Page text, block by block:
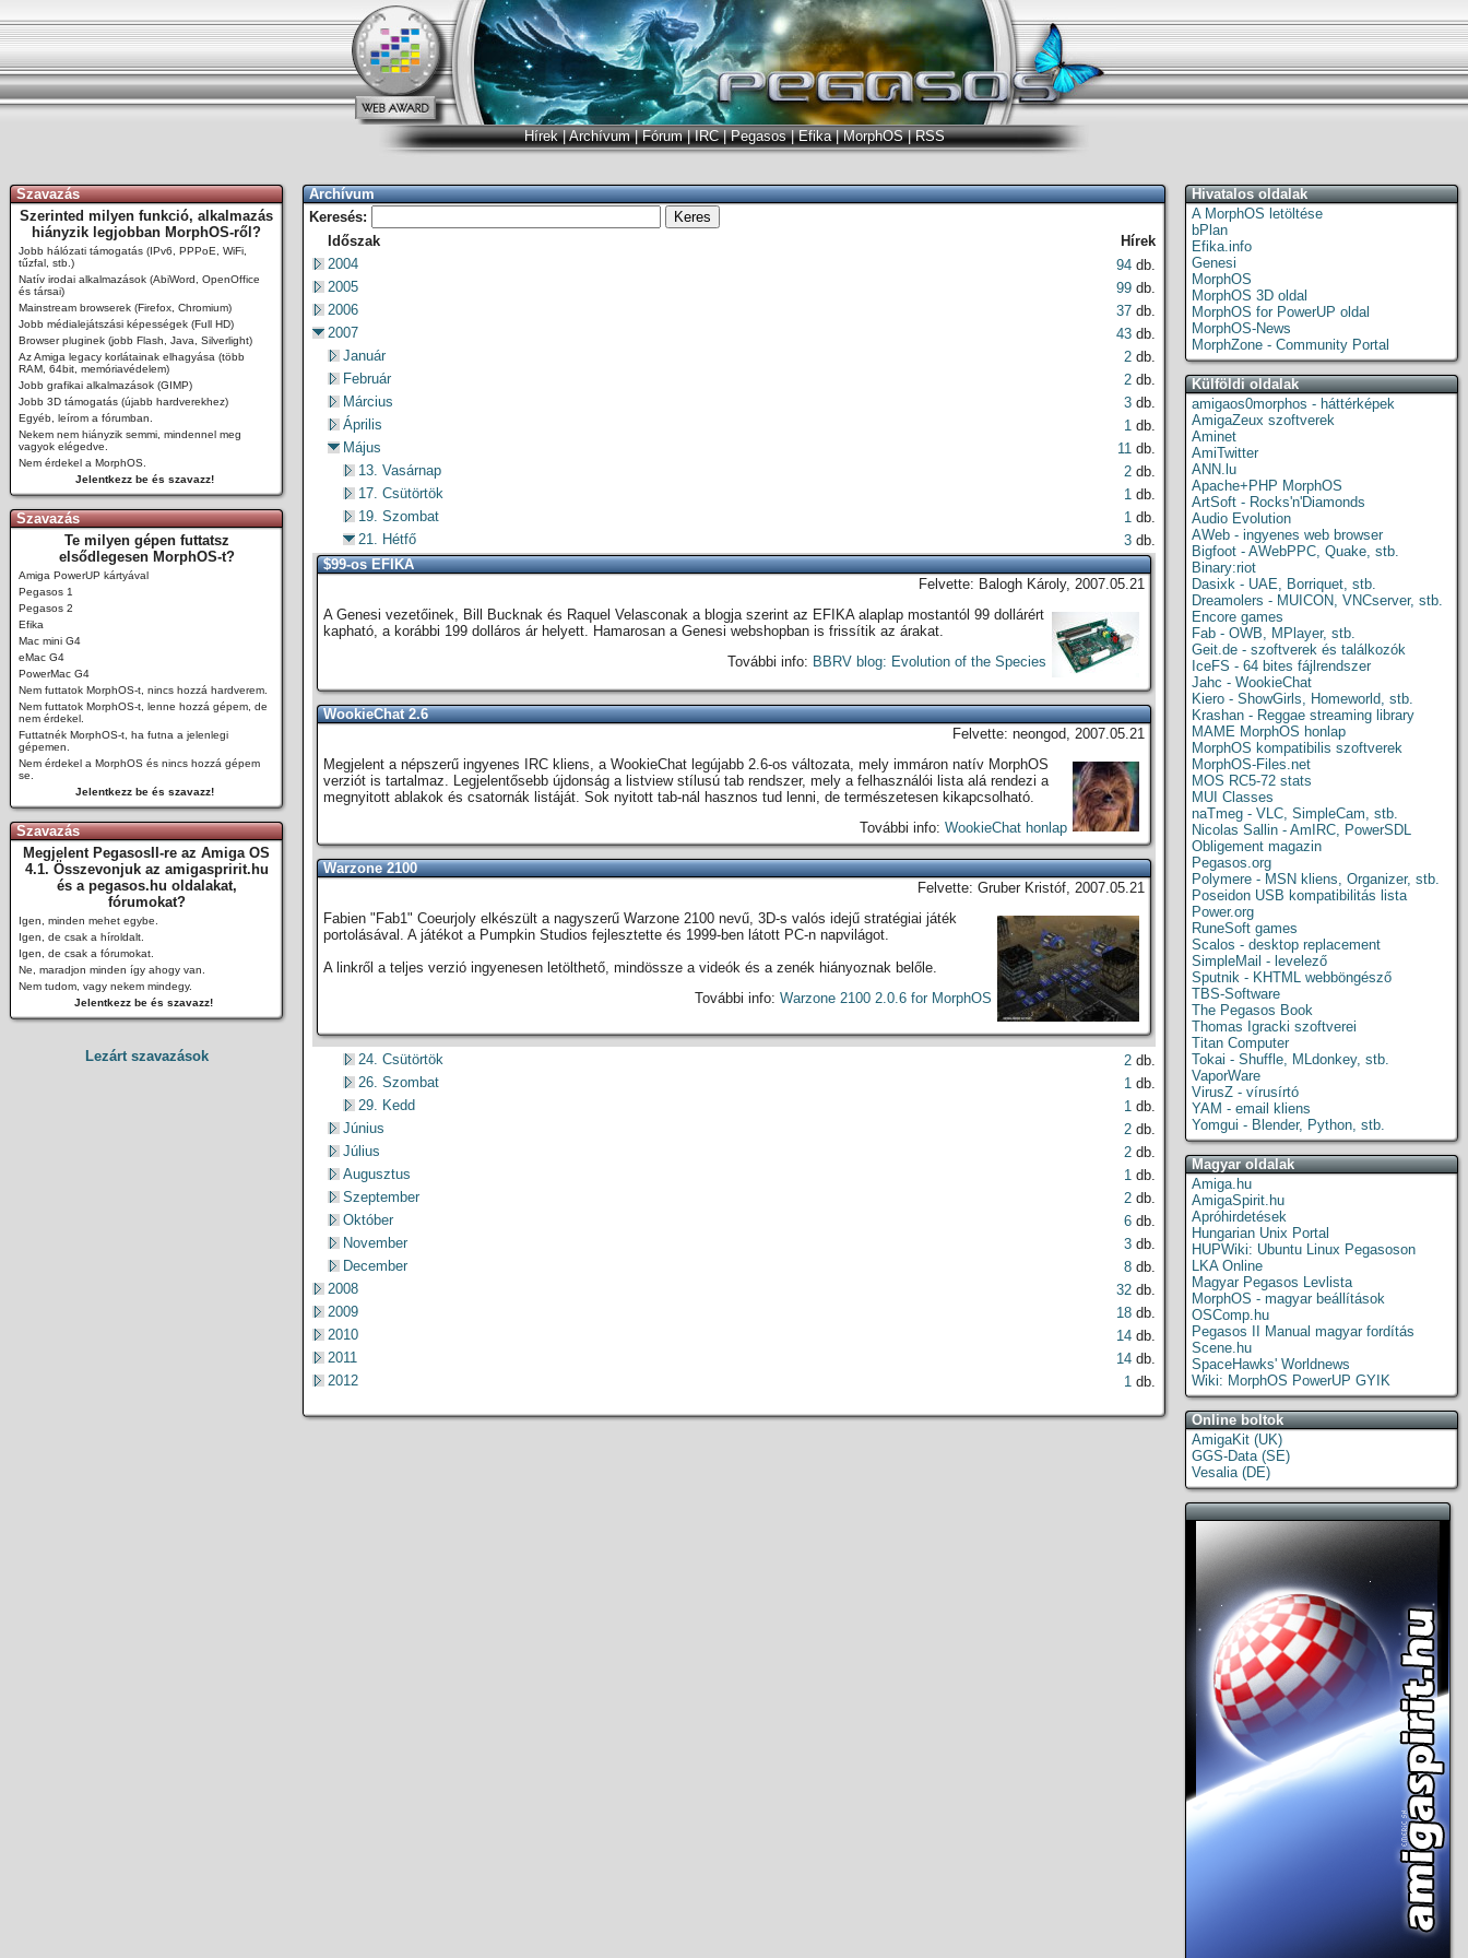
Hírek|Archívum|Fórum|IRC|Pegasos|Efika|MorphOS|RSS
Szavazás
Szerinted milyen funkció, alkalmazás
hiányzik legjobban MorphOS-ről?
Jobb hálózati támogatás (IPv6, PPPoE, WiFi,
tűzfal, stb.)
Natív irodai alkalmazások (AbiWord, OpenOffice
és társai)
Mainstream browserek (Firefox, Chromium)
Jobb médialejátszási képességek (Full HD)
Browser pluginek (jobb Flash, Java, Silverlight)
Az Amiga legacy korlátainak elhagyása (több
RAM, 64bit, memóriavédelem)
Jobb grafikai alkalmazások (GIMP)
Jobb 3D támogatás (újabb hardverekhez)
Egyéb, leírom a fórumban.
Nekem nem hiányzik semmi, mindennel meg
vagyok elégedve.
Nem érdekel a MorphOS.
Jelentkezz be és szavazz!
Szavazás
Te milyen gépen futtatsz
elsődlegesen MorphOS-t?
Amiga PowerUP kártyával
Pegasos 1
Pegasos 2
Efika
Mac mini G4
eMac G4
PowerMac G4
Nem futtatok MorphOS-t, nincs hozzá hardverem.
Nem futtatok MorphOS-t, lenne hozzá gépem, de
nem érdekel.
Futtatnék MorphOS-t, ha futna a jelenlegi
gépemen.
Nem érdekel a MorphOS és nincs hozzá gépem
se.
Jelentkezz be és szavazz!
Szavazás
Megjelent PegasosII-re az Amiga OS
4.1. Összevonjuk az amigaspririt.hu
és a pegasos.hu oldalakat,
fórumokat?
Igen, minden mehet egybe.
Igen, de csak a híroldalt.
Igen, de csak a fórumokat.
Ne, maradjon minden így ahogy van.
Nem tudom, vagy nekem mindegy.
Jelentkezz be és szavazz!
Lezárt szavazások
Archívum
Keresés:
Időszak
Hírek
2004
94 db.
2005
99 db.
2006
37 db.
2007
43 db.
Január
2 db.
Február
2 db.
Március
3 db.
Április
1 db.
Május
11 db.
13. Vasárnap
2 db.
17. Csütörtök
1 db.
19. Szombat
1 db.
21. Hétfő
3 db.
$99-os EFIKA
Felvette: Balogh Károly, 2007.05.21
A Genesi vezetőinek, Bill Bucknak és Raquel Velasconak a blogja szerint az EFIKA alaplap mostantól 99 dollárért
kapható, a korábbi 199 dolláros ár helyett. Hamarosan a Genesi webshopban is frissítik az árakat.
További info: BBRV blog: Evolution of the Species
WookieChat 2.6
Felvette: neongod, 2007.05.21
Megjelent a népszerű ingyenes IRC kliens, a WookieChat legújabb 2.6-os változata, mely immáron natív MorphOS
verziót is tartalmaz. Legjelentősebb újdonság a listview stílusú tab rendszer, mely a felhasználói lista alá rendezi a
megnyitott ablakok és csatornák listáját. Sok nyitott tab-nál hasznos tud lenni, de természetesen kikapcsolható.
További info: WookieChat honlap
Warzone 2100
Felvette: Gruber Kristóf, 2007.05.21
Fabien "Fab1" Coeurjoly elkészült a nagyszerű Warzone 2100 nevű, 3D-s valós idejű stratégiai játék
portolásával. A játékot a Pumpkin Studios fejlesztette és 1999-ben látott PC-n napvilágot.
A linkről a teljes verzió ingyenesen letölthető, mindössze a videók és a zenék hiányoznak belőle.
További info: Warzone 2100 2.0.6 for MorphOS
24. Csütörtök 2 db.
26. Szombat
1 db.
29. Kedd
1 db.
Június
2 db.
Július
2 db.
Augusztus
1 db.
Szeptember
2 db.
Október
6 db.
November
3 db.
December
8 db.
2008
32 db.
2009
18 db.
2010
14 db.
2011
14 db.
2012
1 db.
Hivatalos oldalak
A MorphOS letöltése
bPlan
Efika.info
Genesi
MorphOS
MorphOS 3D oldal
MorphOS for PowerUP oldal
MorphOS-News
MorphZone - Community Portal
Külföldi oldalak
amigaos0morphos - háttérképek
AmigaZeux szoftverek
Aminet
AmiTwitter
ANN.lu
Apache+PHP MorphOS
ArtSoft - Rocks'n'Diamonds
Audio Evolution
AWeb - ingyenes web browser
Bigfoot - AWebPPC, Quake, stb.
Binary:riot
Dasixk - UAE, Borriquet, stb.
Dreamolers - MUICON, VNCserver, stb.
Encore games
Fab - OWB, MPlayer, stb.
Geit.de - szoftverek és találkozók
IceFS - 64 bites fájlrendszer
Jahc - WookieChat
Kiero - ShowGirls, Homeworld, stb.
Krashan - Reggae streaming library
MAME MorphOS honlap
MorphOS kompatibilis szoftverek
MorphOS-Files.net
MOS RC5-72 stats
MUI Classes
naTmeg - VLC, SimpleCam, stb.
Nicolas Sallin - AmIRC, PowerSDL
Obligement magazin
Pegasos.org
Polymere - MSN kliens, Organizer, stb.
Poseidon USB kompatibilitás lista
Power.org
RuneSoft games
Scalos - desktop replacement
SimpleMail - levelező
Sputnik - KHTML webböngésző
TBS-Software
The Pegasos Book
Thomas Igracki szoftverei
Titan Computer
Tokai - Shuffle, MLdonkey, stb.
VaporWare
VirusZ - vírusírtó
YAM - email kliens
Yomgui - Blender, Python, stb.
Magyar oldalak
Amiga.hu
AmigaSpirit.hu
Apróhirdetések
Hungarian Unix Portal
HUPWiki: Ubuntu Linux Pegasoson
LKA Online
Magyar Pegasos Levlista
MorphOS - magyar beállítások
OSComp.hu
Pegasos II Manual magyar fordítás
Scene.hu
SpaceHawks' Worldnews
Wiki: MorphOS PowerUP GYIK
Online boltok
AmigaKit (UK)
GGS-Data (SE)
Vesalia (DE)